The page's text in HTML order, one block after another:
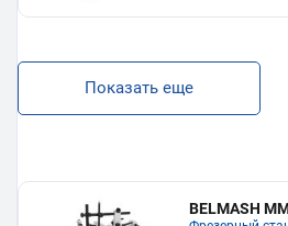
Показать еще
BELMASH